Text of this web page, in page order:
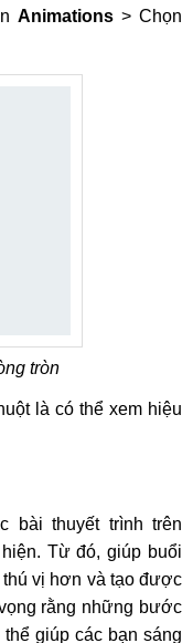
Animations> Chọn
tròn
là có thể xem hiệu
bài thuyết trình trên
Từ đó, giúp buổi
vị hơn và tạo được
rằng những bước
giúp các bạn sáng